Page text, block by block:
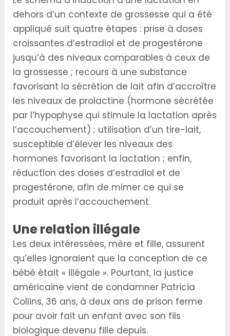
dehors d’un contexte de grossesse qui a été
appliqué suit quatre étapes : prise à doses
croissantes d’estradiol et de progestérone
jusqu’à des niveaux comparables à ceux de
la grossesse ; ­recours à une substance
favorisant la sécrétion de lait afin d’accroître
les niveaux de prolactine (hormone sécrétée
par l’hypophyse qui stimule la lactation après
l’accouchement) ; utilisation d’un tire-lait,
susceptible d’élever les niveaux des
hormones favorisant la lactation ; enfin,
réduction des doses d’estradiol et de
progestérone, afin de mimer ce qui se
produit après l’accouchement.
Une relation illégale
Les deux intéressées, mère et fille, assurent
qu’elles ignoraient que la conception de ce
bébé était « illégale ». Pourtant, la justice
américaine vient de condamner Patricia
Collins, 36 ans, à deux ans de prison ferme
pour avoir fait un enfant avec son fils
biologique devenu fille depuis.